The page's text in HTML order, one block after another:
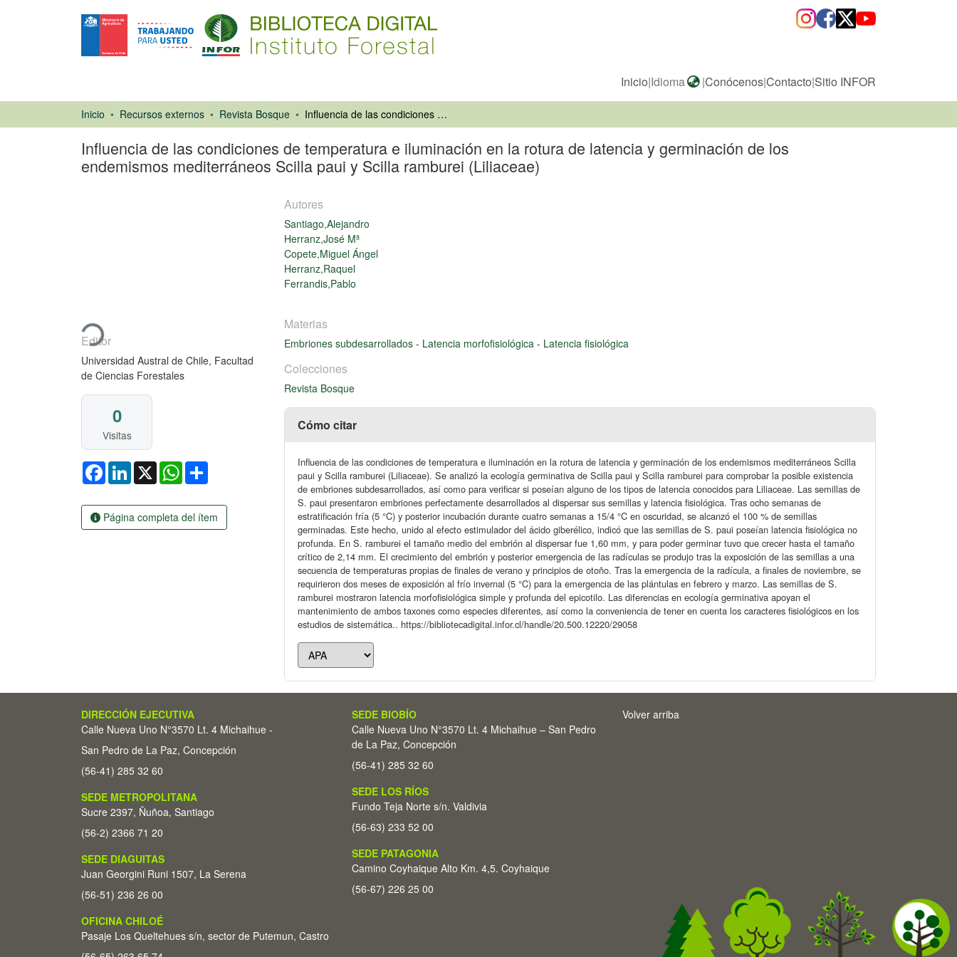
Inicio|Idioma |Conócenos|Contacto|Sitio INFOR
Inicio Recursos externos Revista Bosque Influencia de las condiciones de temperatura e iluminación en la rotura de latencia y germinación de los endemismos mediterráneos Scilla paui y Scilla ramburei (Liliaceae)
Influencia de las condiciones de temperatura e iluminación en la rotura de latencia y germinación de los
endemismos mediterráneos Scilla paui y Scilla ramburei (Liliaceae)
Cargando...
Editor
Universidad Austral de Chile, Facultad
de Ciencias Forestales
0
Visitas
FacebookLinkedIn
X WhatsApp
Página completa del ítem
Autores
Santiago,Alejandro
Herranz,José Mª
Copete,Miguel Ángel
Herranz,Raquel
Ferrandis,Pablo
Materias
Embriones subdesarrollados - Latencia morfofisiológica - Latencia fisiológica
Colecciones
Revista Bosque
Cómo citar
Influencia de las condiciones de temperatura e iluminación en la rotura de latencia y germinación de los endemismos mediterráneos Scilla
paui y Scilla ramburei (Liliaceae). Se analizó la ecología germinativa de Scilla paui y Scilla ramburei para comprobar la posible existencia
de embriones subdesarrollados, así como para verificar si poseían alguno de los tipos de latencia conocidos para Liliaceae. Las semillas de
S. paui presentaron embriones perfectamente desarrollados al dispersar sus semillas y latencia fisiológica. Tras ocho semanas de
estratificación fría (5 °C) y posterior incubación durante cuatro semanas a 15/4 °C en oscuridad, se alcanzó el 100 % de semillas
germinadas. Este hecho, unido al efecto estimulador del ácido giberélico, indicó que las semillas de S. paui poseían latencia fisiológica no
profunda. En S. ramburei el tamaño medio del embrión al dispersar fue 1,60 mm, y para poder germinar tuvo que crecer hasta el tamaño
crítico de 2,14 mm. El crecimiento del embrión y posterior emergencia de las radículas se produjo tras la exposición de las semillas a una
secuencia de temperaturas propias de finales de verano y principios de otoño. Tras la emergencia de la radícula, a finales de noviembre, se
requirieron dos meses de exposición al frío invernal (5 °C) para la emergencia de las plántulas en febrero y marzo. Las semillas de S.
ramburei mostraron latencia morfofisiológica simple y profunda del epicotilo. Las diferencias en ecología germinativa apoyan el
mantenimiento de ambos taxones como especies diferentes, así como la conveniencia de tener en cuenta los caracteres fisiológicos en los
estudios de sistemática.. https://bibliotecadigital.infor.cl/handle/20.500.12220/29058
DIRECCIÓN EJECUTIVA
Calle Nueva Uno N°3570 Lt. 4 Michaihue -
San Pedro de La Paz, Concepción
(56-41) 285 32 60
SEDE METROPOLITANA
Sucre 2397, Ñuñoa, Santiago
(56-2) 2366 71 20
SEDE DIAGUITAS
Juan Georgini Runi 1507, La Serena
(56-51) 236 26 00
OFICINA CHILOÉ
Pasaje Los Queltehues s/n, sector de Putemun, Castro
SEDE BIOBÍO
Calle Nueva Uno N°3570 Lt. 4 Michaihue – San Pedro
de La Paz, Concepción
(56-41) 285 32 60
SEDE LOS RÍOS
Fundo Teja Norte s/n. Valdivia
(56-63) 233 52 00
SEDE PATAGONIA
Camino Coyhaique Alto Km. 4,5. Coyhaique
(56-67) 226 25 00
Volver arriba